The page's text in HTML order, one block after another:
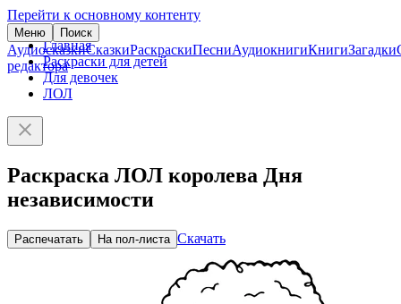
Перейти к основному контенту
Меню Поиск
АудиосказкиСказкиРаскраскиПесниАудиокнигиКнигиЗагадки
редактора
Главная
Раскраски для детей
Для девочек
ЛОЛ
Раскраска ЛОЛ королева Дня
независимости
Распечатать На пол-листа Скачать